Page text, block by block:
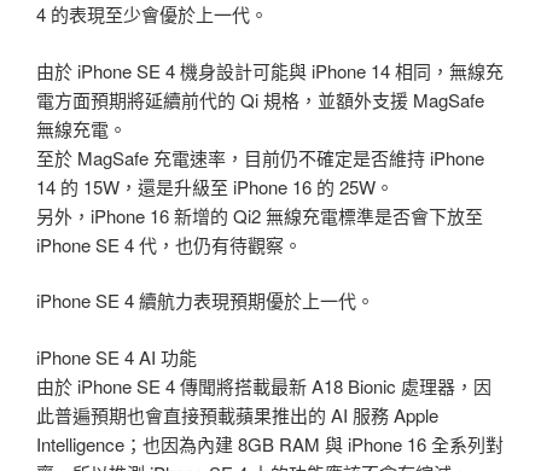
4 的表現至少會優於上一代。
由於 iPhone SE 4 機身設計可能與 iPhone 14 相同，無線充
電方面預期將延續前代的 Qi 規格，並額外支援 MagSafe
無線充電。
至於 MagSafe 充電速率，目前仍不確定是否維持 iPhone
14 的 15W，還是升級至 iPhone 16 的 25W。
另外，iPhone 16 新增的 Qi2 無線充電標準是否會下放至
iPhone SE 4 代，也仍有待觀察。
iPhone SE 4 續航力表現預期優於上一代。
iPhone SE 4 AI 功能
由於 iPhone SE 4 傳聞將搭載最新 A18 Bionic 處理器，因
此普遍預期也會直接預載蘋果推出的 AI 服務 Apple
Intelligence；也因為內建 8GB RAM 與 iPhone 16 全系列對